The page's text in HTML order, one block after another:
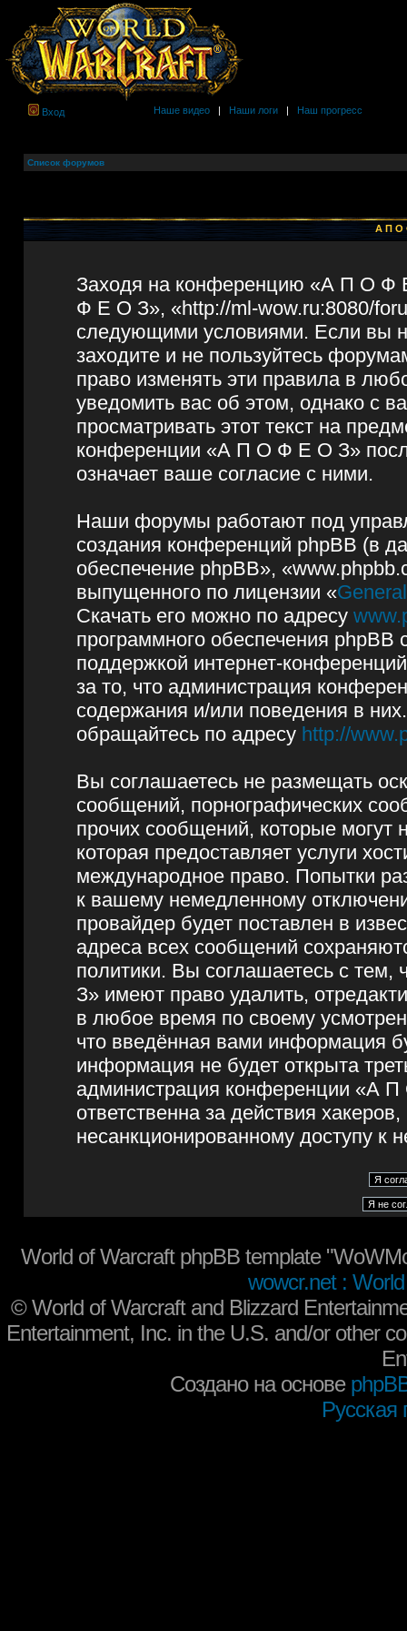
Вход Наше видео | Наши логи | Наш прогресс
Список форумов
А П О
Заходя на конференцию «А П О
Ф Е О З», «http://ml-wow.ru:8080/
следующими условиями. Если вы
заходите и не пользуйтесь
право изменять эти правила в
уведомить вас об этом, однако с
просматривать этот текст на
конференции «А П О Ф Е О З»
означает ваше согласие с ними.
Наши форумы работают под
создания конференций phpBB (в
обеспечение phpBB»,
выпущенного по лицензии «
Скачать его можно по адресу
программного обеспечения phpBB
поддержкой интернет-
за то, что администрация
содержания и/или поведения в
обращайтесь по адресу http://
Вы соглашаетесь не размещать
сообщений, порнографических
прочих сообщений, которые
которая предоставляет услуги
международное право. Попытки
к вашему немедленному
провайдер будет поставлен в
адреса всех сообщений
политики. Вы соглашаетесь с
З» имеют право удалить,
в любое время по своему
что введённая вами информация
информация не будет открыта
администрация конференции «А
ответственна за действия
несанкционированному доступу к
World of Warcraft phpBB template
wowcr.net :
©World of Warcraft and Blizzard
Entertainment, Inc. in the U.S. and/or other
Создано на основе
Русская